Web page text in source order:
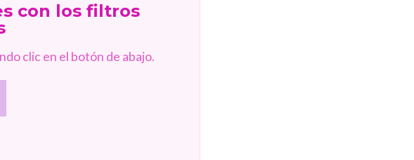
con los filtros
clic en el botón de abajo.